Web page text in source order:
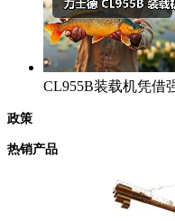
CL955B装载机凭借
政策
热销产品